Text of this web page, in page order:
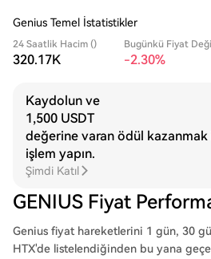
Genius Temel İstatistikler
24 Saatlik Hacim ()
320.17K
Bugünkü Fiyat
-2.30%
Kaydolun ve
1,500 USDT
değerine varan ödül kazanmak
işlem yapın.
Şimdi Katıl
GENIUS Fiyat
Genius fiyat hareketlerini 1 gün, 30
HTX'de listelendiğinden bu yana